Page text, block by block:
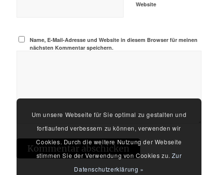
Website
Name, E-Mail-Adresse und Website in diesem Browser für meinen
nächsten Kommentar speichern.
Um unsere Webseite für Sie optimal zu gestalten und
fortlaufend verbessern zu können, verwenden wir
Cookies. Durch die weitere Nutzung der Webseite
stimmen Sie der Verwendung von Cookies zu.Zur
Datenschutzerklärung »